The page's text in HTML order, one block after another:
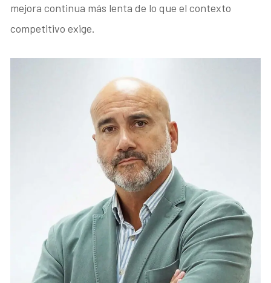
mejora continua más lenta de lo que el contexto
competitivo exige.